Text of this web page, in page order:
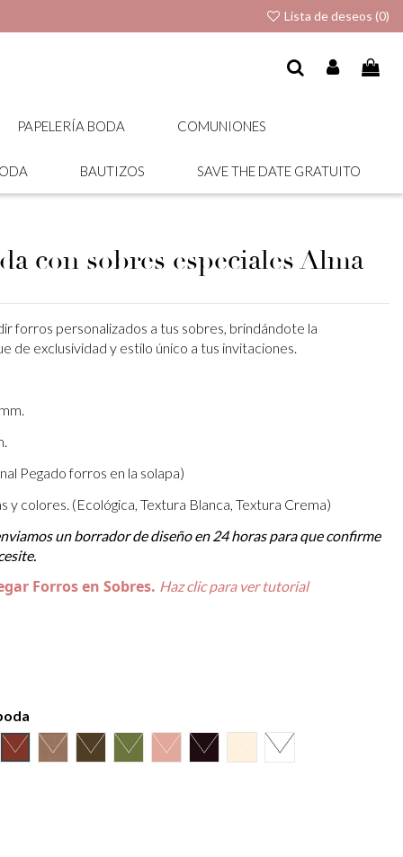
Lista de deseos (0)
PAPELERÍA BODA COMUNIONES
BAUTIZOS SAVE THE DATE GRATUITO
con sobres especiales Alma
forros personalizados a tus sobres, brindándote la
de exclusividad y estilo único a tus invitaciones.
Pegado forros en la solapa)
y colores. (Ecológica, Textura Blanca, Textura Crema)
un borrador de diseño en 24 horas para que confirme
Forros en Sobres. Haz clic para ver tutorial
BurdeosKraft Gris VisónVerde Olivo
Rosa PaloNegro CremaBlanco